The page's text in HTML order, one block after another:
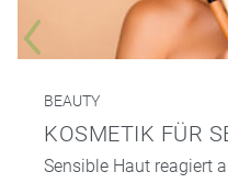
BEAUTY
KOSMETIK FÜR
Sensible Haut reagiert